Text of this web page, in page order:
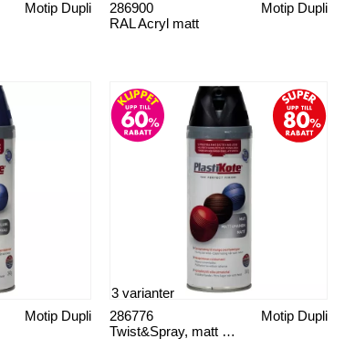
Motip Dupli
RAL Acryl matt
Motip Dupli
286900
Motip Dupli
Twist&Spray, matt glansgrad maks. 10
Motip Dupli
286776
3 varianter